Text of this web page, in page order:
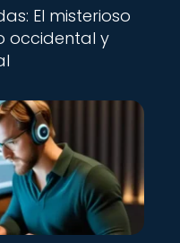
El misterioso
occidental y